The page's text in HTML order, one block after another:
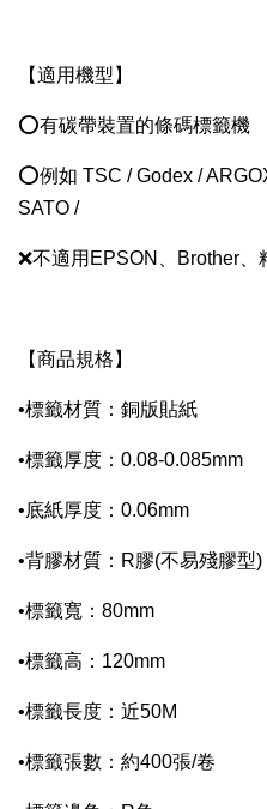
【適用機型】
⭕有碳帶裝置的條碼標籤機
⭕例如 TSC / Godex /
SATO /
❌不適用EPSON、Brother、
【商品規格】
•標籤材質：銅版貼紙
•標籤厚度：0.08-0.085mm
•底紙厚度：0.06mm
•背膠材質：R膠(不易殘膠型)
•標籤寬：80mm
•標籤高：120mm
•標籤長度：近50M
•標籤張數：約400張/卷